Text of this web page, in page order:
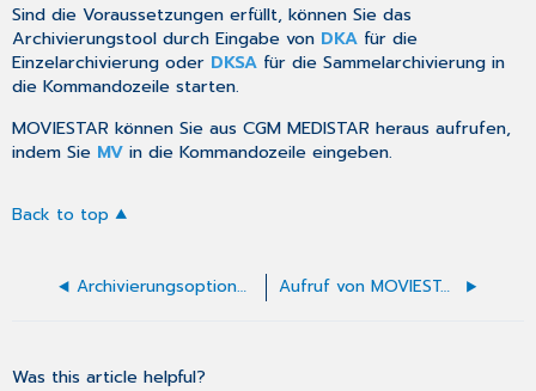
Sind dieVoraussetzungen erfüllt, können Sie das
Archivierungstool durch Eingabe von DKA für die
Einzelarchivierung oder DKSA für dieSammelarchivierung in
die Kommandozeile starten.
MOVIESTAR können Sie aus CGM MEDISTAR heraus aufrufen,
indem Sie MV in dieKommandozeile eingeben.
Back to top
Archivierungsoptionen beim Druck Aufruf von MOVIESTAR
Was this article helpful?